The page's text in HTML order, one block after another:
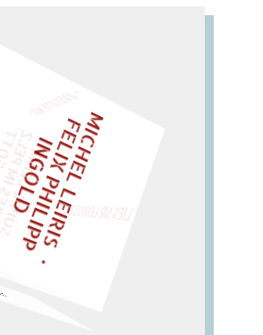
„
S
U
P
P
E
L
E
M
A
N
T
I
K
E
S
I
M
E
L
Z
T
I
C
K
T
E
O
G
O
T
TL
O
T
T
E
M
I
C
HE
L
L
E
I
R
I
S
・
F
E
L
I
X
P
H
I
L
I
P
P
IN
G
O
L
D